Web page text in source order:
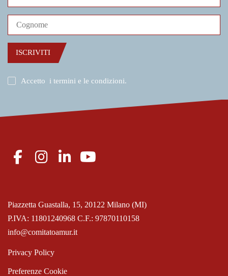
ISCRIVITI
Accetto i termini e le condizioni.
P.IVA: 11801240968 C.F.: 97870110158
Piazzetta Guastalla, 15, 20122 Milano (MI)
info@comitatoamur.it
Privacy Policy
Preferenze Cookie